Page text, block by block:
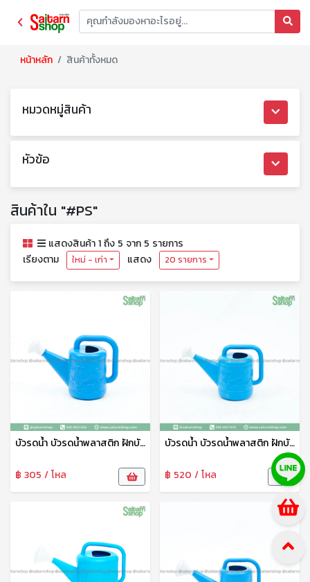
หน้าหลัก สินค้าทั้งหมด
หมวดหมู่สินค้า
หัวข้อ
สินค้าใน "#PS"
แสดงสินค้า 1 ถึง 5 จาก 5 รายการ
เรียงตาม
ใหม่ - เก่า แสดง 20 รายการ
บัวรดน้ำ บัวรดน้ำพลาสติก ฝักบัวรดน้ำ ที่รดน้ำต้นไม้ บัวรดน้ำลายมังกร 2 ลิตร No.04 PS
฿ 305 / โหล
บัวรดน้ำ บัวรดน้ำพลาสติก ฝักบัวรดน้ำ ที่รดน้ำต้นไม้ บัวรดน้ำลายมังกร 4 ลิตร No.03 PS
฿ 520 / โหล